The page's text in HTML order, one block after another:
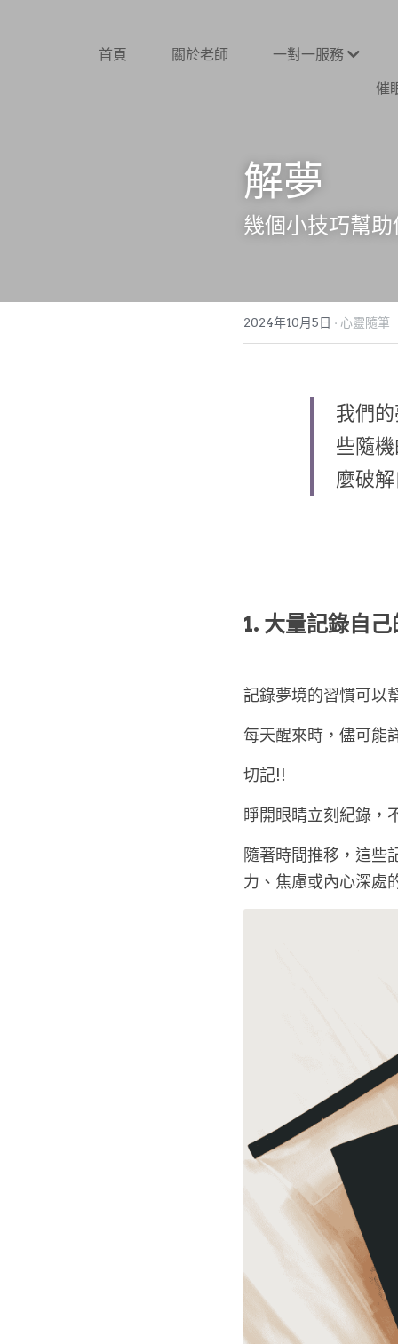
首頁 關於老師
一對一服務
催
解夢
幾個小技巧幫
2024年10月5日 · 心靈隨筆
我們
些隨
麼破
1. 大量記錄自
記錄夢境的習慣可以
每天醒來時，儘可能
切記!!
睜開眼睛立刻紀錄 ，
隨著時間推移，這些
力、焦慮或內心深處